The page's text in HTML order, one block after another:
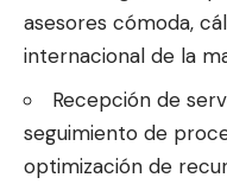
asesores cómoda,
internacional de la
Recepción de
seguimiento de
optimización de